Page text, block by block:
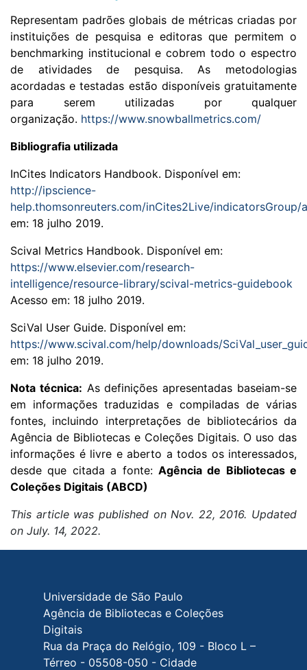
Representam padrões globais de métricas criadas por
instituições de pesquisa e editoras que permitem o
benchmarking institucional e cobrem todo o espectro
de atividades de pesquisa. As metodologias
acordadas e testadas estão disponíveis gratuitamente
para serem utilizadas por qualquer
organização. https://www.snowballmetrics.com/
Bibliografia utilizada
InCites Indicators Handbook. Disponível em:
http://ipscience-
help.thomsonreuters.com/inCites2Live/indicatorsGroup/
em: 18 julho 2019.
Scival Metrics Handbook. Disponível em:
https://www.elsevier.com/research-
intelligence/resource-library/scival-metrics-guidebook
Acesso em: 18 julho 2019.
SciVal User Guide. Disponível em:
https://www.scival.com/help/downloads/
em: 18 julho 2019.
Nota técnica: As definições apresentadas baseiam-se
em informações traduzidas e compiladas de várias
fontes, incluindo interpretações de bibliotecários da
Agência de Bibliotecas e Coleções Digitais. O uso das
informações é livre e aberto a todos os interessados,
desde que citada a fonte: Agência de Bibliotecas e
Coleções Digitais (ABCD)
This article was published on Nov. 22, 2016. Updated
on July. 14, 2022.
Rodapé do site
Universidade de São Paulo
Agência de Bibliotecas e Coleções
Digitais
Rua da Praça do Relógio, 109 - Bloco L –
Térreo - 05508-050 - Cidade